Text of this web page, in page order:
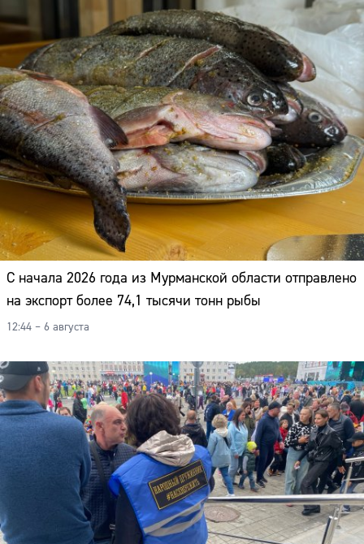
С начала 2026 года из Мурманской области отправлено
на экспорт более 74,1 тысячи тонн рыбы
12:44 – 6 августа